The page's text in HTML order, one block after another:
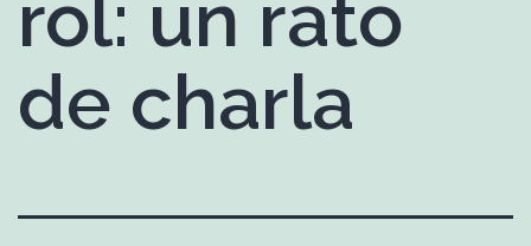
rol: un rato
de charla